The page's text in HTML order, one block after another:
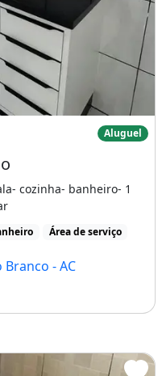
Aluguel
cozinha- banheiro- 1
Área de serviço
- AC